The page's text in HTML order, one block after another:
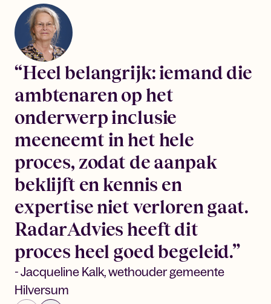
“Heel belangrijk: iemand die
ambtenaren op het
onderwerp inclusie
meeneemt in het hele
proces, zodat de aanpak
beklijft en kennis en
expertise niet verloren gaat.
RadarAdvies heeft dit
proces heel goed begeleid.”
- Jacqueline Kalk, wethouder gemeente
Hilversum